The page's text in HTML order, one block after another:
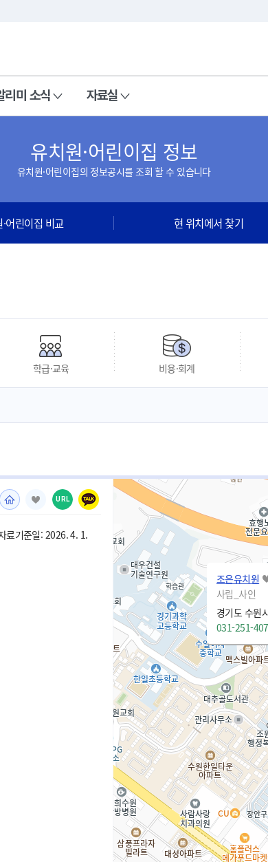
리미 소식 자료실
유치원·어린이집 정보
유치원·어린이집의 정보공시를 조회 할 수 있습니다
어린이집 비교 현 위치에서 찾기
학급·교육 비용·회계
URL
료기준일: 2026. 4. 1.
조은유치원
사립_사인
경기도 수원
031-251-